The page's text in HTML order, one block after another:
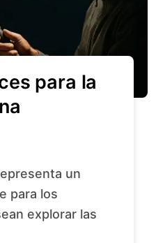
para la
para los
explorar las